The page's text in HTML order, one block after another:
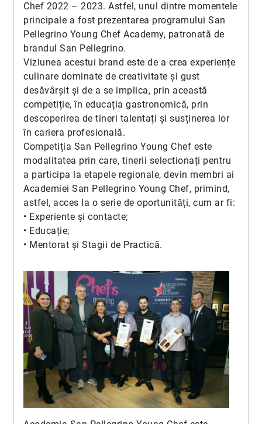
Chef 2022 – 2023. Astfel, unul dintre momentele
principale a fost prezentarea programului San
Pellegrino Young Chef Academy, patronată de
brandul San Pellegrino.
Viziunea acestui brand este de a crea experiențe
culinare dominate de creativitate și gust
desăvârșit și de a se implica, prin această
competiție, în educația gastronomică, prin
descoperirea de tineri talentați și susținerea lor
în cariera profesională.
Competiția San Pellegrino Young Chef este
modalitatea prin care, tinerii selectionați pentru
a participa la etapele regionale, devin membri ai
Academiei San Pellegrino Young Chef, primind,
astfel, acces la o serie de oportunități, cum ar fi:
• Experiente și contacte;
• Educație;
• Mentorat și Stagii de Practică.